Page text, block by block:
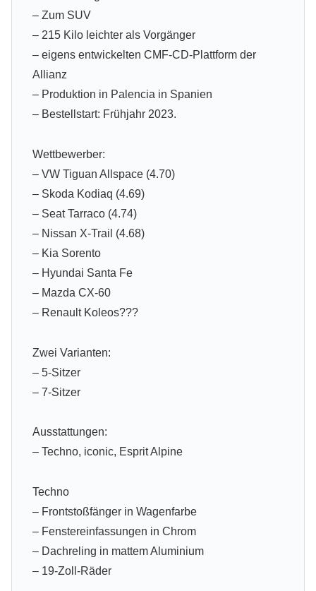
– Zum SUV
– 215 Kilo leichter als Vorgänger
– eigens entwickelten CMF-CD-Plattform der
Allianz
– Produktion in Palencia in Spanien
– Bestellstart: Frühjahr 2023.
Wettbewerber:
– VW Tiguan Allspace (4.70)
– Skoda Kodiaq (4.69)
– Seat Tarraco (4.74)
– Nissan X-Trail (4.68)
– Kia Sorento
– Hyundai Santa Fe
– Mazda CX-60
– Renault Koleos???
Zwei Varianten:
– 5-Sitzer
– 7-Sitzer
Ausstattungen:
– Techno, iconic, Esprit Alpine
Techno
– Frontstoßfänger in Wagenfarbe
– Fenstereinfassungen in Chrom
– Dachreling in mattem Aluminium
– 19-Zoll-Räder